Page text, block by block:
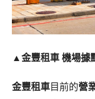
▲ 金豐租車 機場據
金豐租車目前的營